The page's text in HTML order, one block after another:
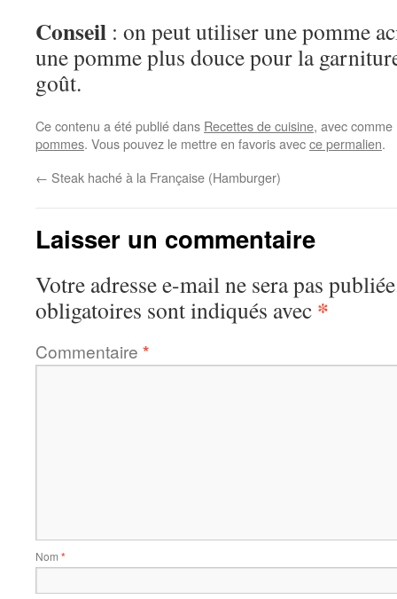
Conseil : on peut utiliser une pomme
une pomme plus douce pour la
goût.
Ce contenu a été publié dans Recettes de cuisine, avec
pommes. Vous pouvez le mettre en favoris avecce permalien.
← Steak haché à la Française (Hamburger)
Laisser un commentaire
Votre adresse e-mail ne sera pas
obligatoires sont indiqués avec *
Commentaire *
Nom *